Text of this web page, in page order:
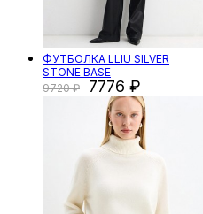
ФУТБОЛКА LLIU SILVER
STONE BASE
9720
7776